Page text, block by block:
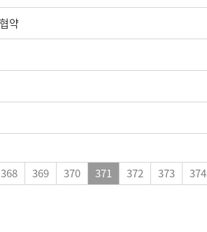
약
368 369 370 371 372 373 374